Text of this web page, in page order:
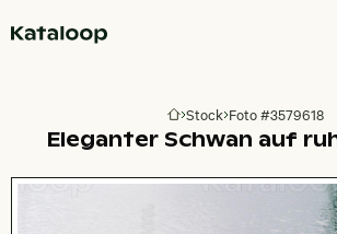
Zur Homepage
Stock Foto #3579618
Eleganter Schwan auf